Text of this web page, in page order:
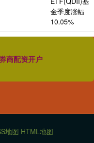
商配资开户
地图 HTML地图